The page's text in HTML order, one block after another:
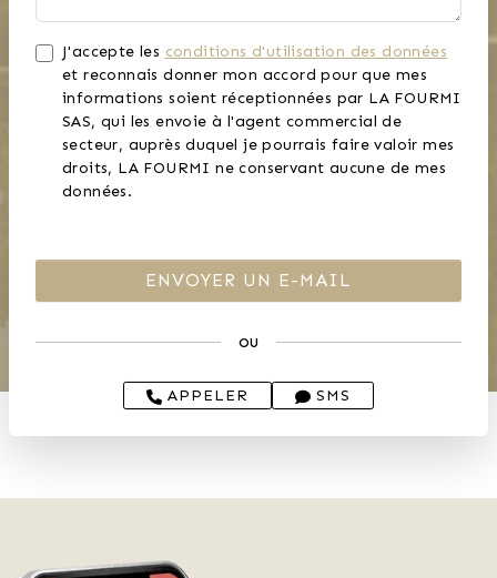
J'accepte les conditions d'utilisation des données
et reconnais donner mon accord pour que mes
informations soient réceptionnées par LA FOURMI
SAS, qui les envoie à l'agent commercial de
secteur, auprès duquel je pourrais faire valoir mes
droits, LA FOURMI ne conservant aucune de mes
données.
ou
APPELER SMS